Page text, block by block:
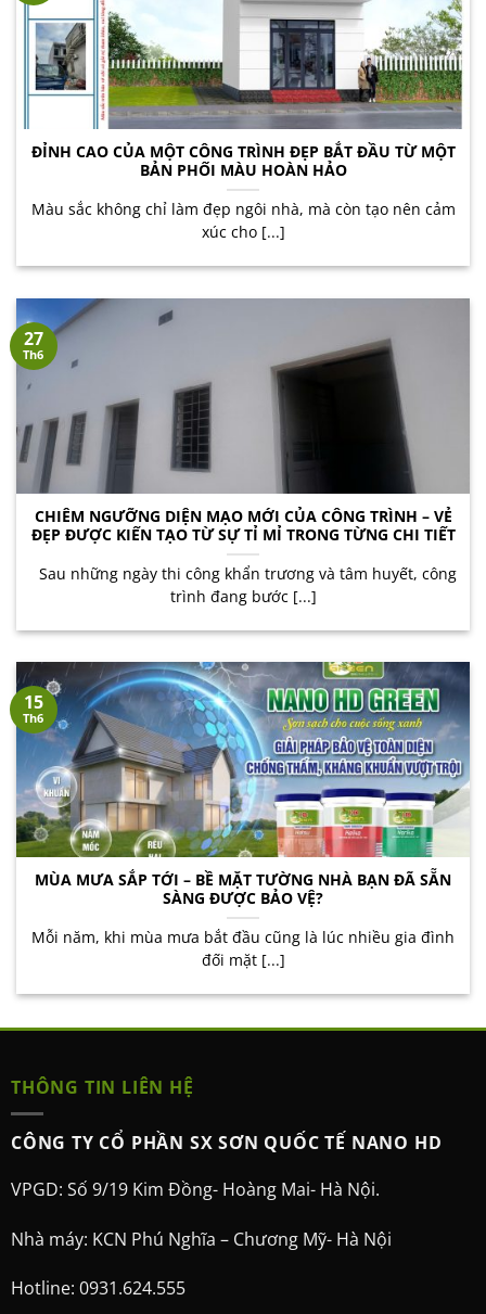
ĐỈNH CAO CỦA MỘT CÔNG TRÌNH ĐẸP BẮT ĐẦU TỪ MỘT
BẢN PHỐI MÀU HOÀN HẢO
Màu sắc không chỉ làm đẹp ngôi nhà, mà còn tạo nên cảm
xúc cho [...]
CHIÊM NGƯỠNG DIỆN MẠO MỚI CỦA CÔNG TRÌNH – VẺ
ĐẸP ĐƯỢC KIẾN TẠO TỪ SỰ TỈ MỈ TRONG TỪNG CHI TIẾT
Sau những ngày thi công khẩn trương và tâm huyết, công
trình đang bước [...]
27
Th6
MÙA MƯA SẮP TỚI – BỀ MẶT TƯỜNG NHÀ BẠN ĐÃ SẴN
SÀNG ĐƯỢC BẢO VỆ?
Mỗi năm, khi mùa mưa bắt đầu cũng là lúc nhiều gia đình
đối mặt [...]
15
Th6
THÔNG TIN LIÊN HỆ
CÔNG TY CỔ PHẦN SX SƠN QUỐC TẾ NANO HD
VPGD: Số 9/19 Kim Đồng- Hoàng Mai- Hà Nội.
Nhà máy: KCN Phú Nghĩa – Chương Mỹ- Hà Nội
Hotline: 0931.624.555